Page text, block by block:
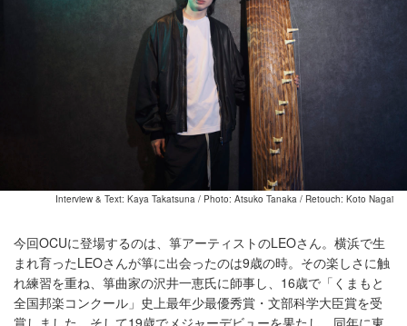
Interview & Text: Kaya Takatsuna / Photo: Atsuko Tanaka / Retouch: Koto Nagai
今回OCUに登場するのは、箏アーティストのLEOさん。横浜で生
まれ育ったLEOさんが箏に出会ったのは9歳の時。その楽しさに触
れ練習を重ね、箏曲家の沢井一恵氏に師事し、16歳で「くまもと
全国邦楽コンクール」史上最年少最優秀賞・文部科学大臣賞を受
賞しました。そして19歳でメジャーデビューを果たし、同年に東